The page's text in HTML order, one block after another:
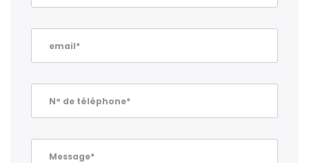
email*
N° de téléphone*
Message*